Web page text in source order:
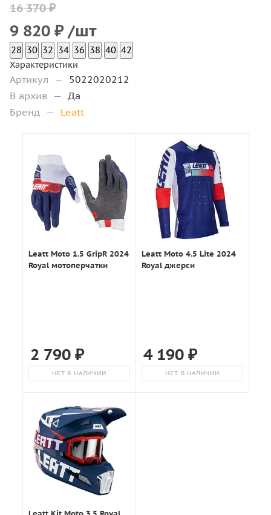
16 370 ₽
9 820 ₽ /шт
28 30 32 34 36 38 40 42
Характеристики
Артикул — 5022020212
В архив — Да
Бренд — Leatt
Leatt Moto 1.5 GripR 2024
Royal мотоперчатки
2 790₽
НЕТ В НАЛИЧИИ
Leatt Moto 4.5 Lite 2024
Royal джерси
4 190 ₽
НЕТ В НАЛИЧИИ